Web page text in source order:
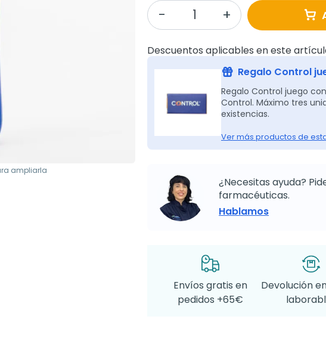
ampliarla
Descuentos aplicables en este
Regalo Control
Regalo Control juego
Control. Máximo tres
existencias.
Ver más productos de
¿Necesitas ayuda?
farmacéuticas.
Hablamos
Envíos gratis en
pedidos +65€
Devolución